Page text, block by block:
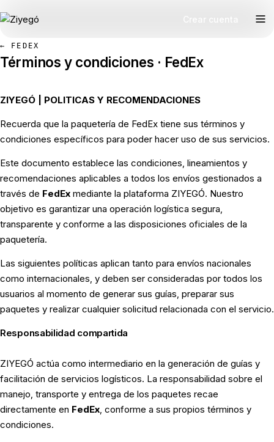
← FEDEX
Términos y condiciones · FedEx
ZIYEGÓ | POLITICAS Y RECOMENDACIONES
Recuerda que la paquetería de FedEx tiene sus términos y
condiciones específicos para poder hacer uso de sus servicios.
Este documento establece las condiciones, lineamientos y
recomendaciones aplicables a todos los envíos gestionados a
través de FedEx mediante la plataforma ZIYEGÓ. Nuestro
objetivo es garantizar una operación logística segura,
transparente y conforme a las disposiciones oficiales de la
paquetería.
Las siguientes políticas aplican tanto para envíos nacionales
como internacionales, y deben ser consideradas por todos los
usuarios al momento de generar sus guías, preparar sus
paquetes y realizar cualquier solicitud relacionada con el servicio.
Responsabilidad compartida
ZIYEGÓ actúa como intermediario en la generación de guías y
facilitación de servicios logísticos. La responsabilidad sobre el
manejo, transporte y entrega de los paquetes recae
directamente en FedEx, conforme a sus propios términos y
condiciones.